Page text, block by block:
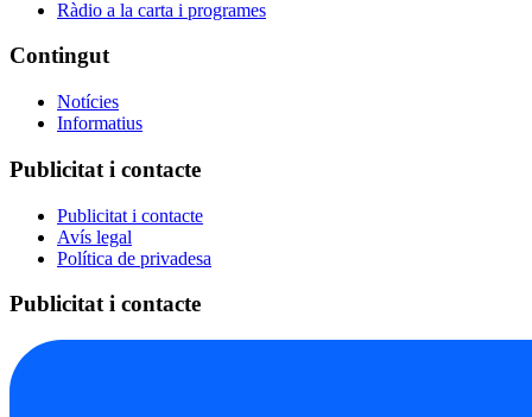
Ràdio a la carta i programes
Contingut
Notícies
Informatius
Publicitat i contacte
Publicitat i contacte
Avís legal
Política de privadesa
Publicitat i contacte